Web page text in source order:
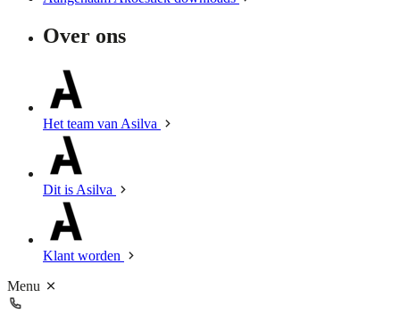
Over ons
Het team van Asilva
Dit is Asilva
Klant worden
Menu